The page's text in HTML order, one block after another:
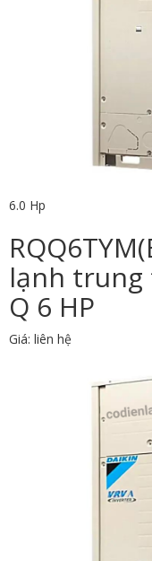
6.0 Hp
lạnh trung
Q 6 HP
Giá: liên hệ